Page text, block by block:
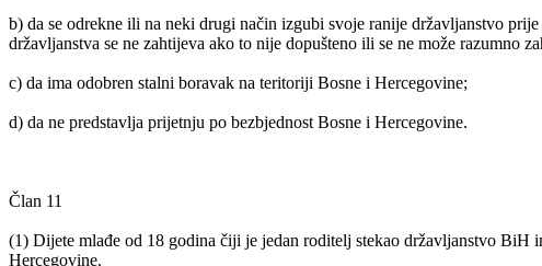
b) da se odrekne ili na neki drugi način izgubi svoje ranije državljanstvo
državljanstva se ne zahtijeva ako to nije dopušteno ili se ne može razumno
c) da ima odobren stalni boravak na teritoriji Bosne i Hercegovine;
d) da ne predstavlja prijetnju po bezbjednost Bosne i Hercegovine.
Član 11
(1) Dijete mlađe od 18 godina čiji je jedan roditelj stekao državljanstvo
Hercegovine.